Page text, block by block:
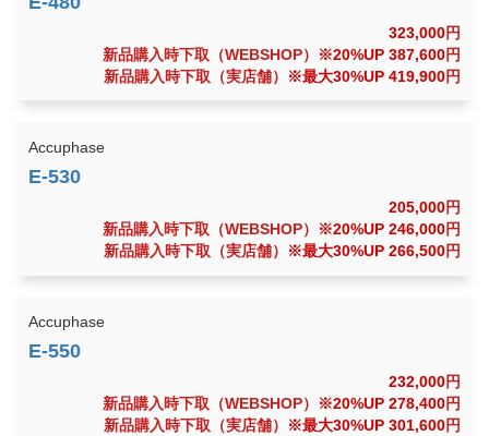
323,000円
新品購入時下取（WEBSHOP）
※20%UP 387,600円
新品購入時下取（実店舗）
※最大30%UP 419,900円
Accuphase
205,000円
新品購入時下取（WEBSHOP）
※20%UP 246,000円
新品購入時下取（実店舗）
※最大30%UP 266,500円
Accuphase
232,000円
新品購入時下取（WEBSHOP）
※20%UP 278,400円
新品購入時下取（実店舗）
※最大30%UP 301,600円